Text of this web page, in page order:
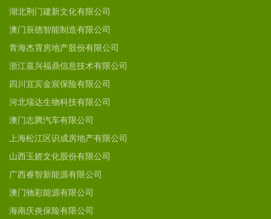
湖北荆门建新文化有限公司
澳门辰德智能制造有限公司
青海杰霄房地产股份有限公司
浙江嘉兴福鼎信息技术有限公司
四川宜宾金宸保险有限公司
河北瑞达生物科技有限公司
澳门志腾汽车有限公司
上海松江区识成房地产有限公司
山西玉娇文化股份有限公司
广西睿智新能源有限公司
澳门驰彩能源有限公司
海南庆炎保险有限公司